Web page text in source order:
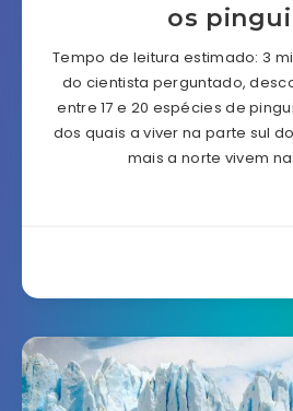
os
Tempo de leitura estimado: 3
do cientista perguntado,
entre 17 e 20 espécies de
dos quais a viver na parte sul
mais a norte vivem